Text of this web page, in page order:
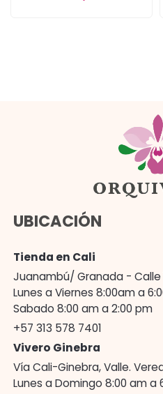
UBICACIÓN
Tienda en Cali
Juanambú/ Granada - Calle
Lunes a Viernes 8:00am a
Sabado 8:00 am a 2:00 pm
+57 313 578 7401
Vivero Ginebra
Vía Cali-Ginebra, Valle.
Lunes a Domingo 8:00 am a